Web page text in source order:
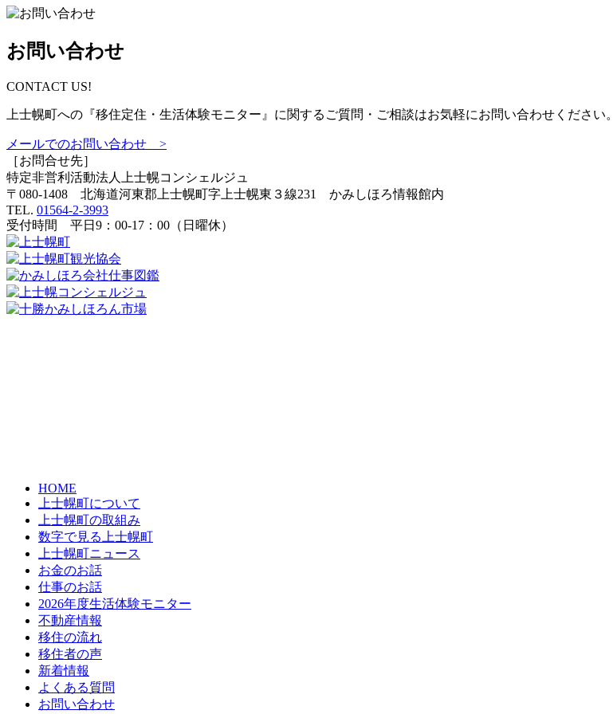
お問い合わせ
CONTACT US!
上士幌町への『移住定住・生活体験モニター』に関するご質問・ご相談はお気軽にお問い合わせください。
メールでのお問い合わせ >
［お問合せ先］
特定非営利活動法人
上士幌コンシェルジュ
〒080-1408 北海道河東郡上士幌町字上士幌東３線231 かみしほろ情報館内
TEL. 01564-2-3993
受付時間 平日9：00-17：00（日曜休）
HOME
上士幌町について
上士幌町の取組み
数字で見る上士幌町
上士幌町ニュース
お金のお話
仕事のお話
2026年度生活体験モニター
不動産情報
移住の流れ
移住者の声
新着情報
よくある質問
お問い合わせ